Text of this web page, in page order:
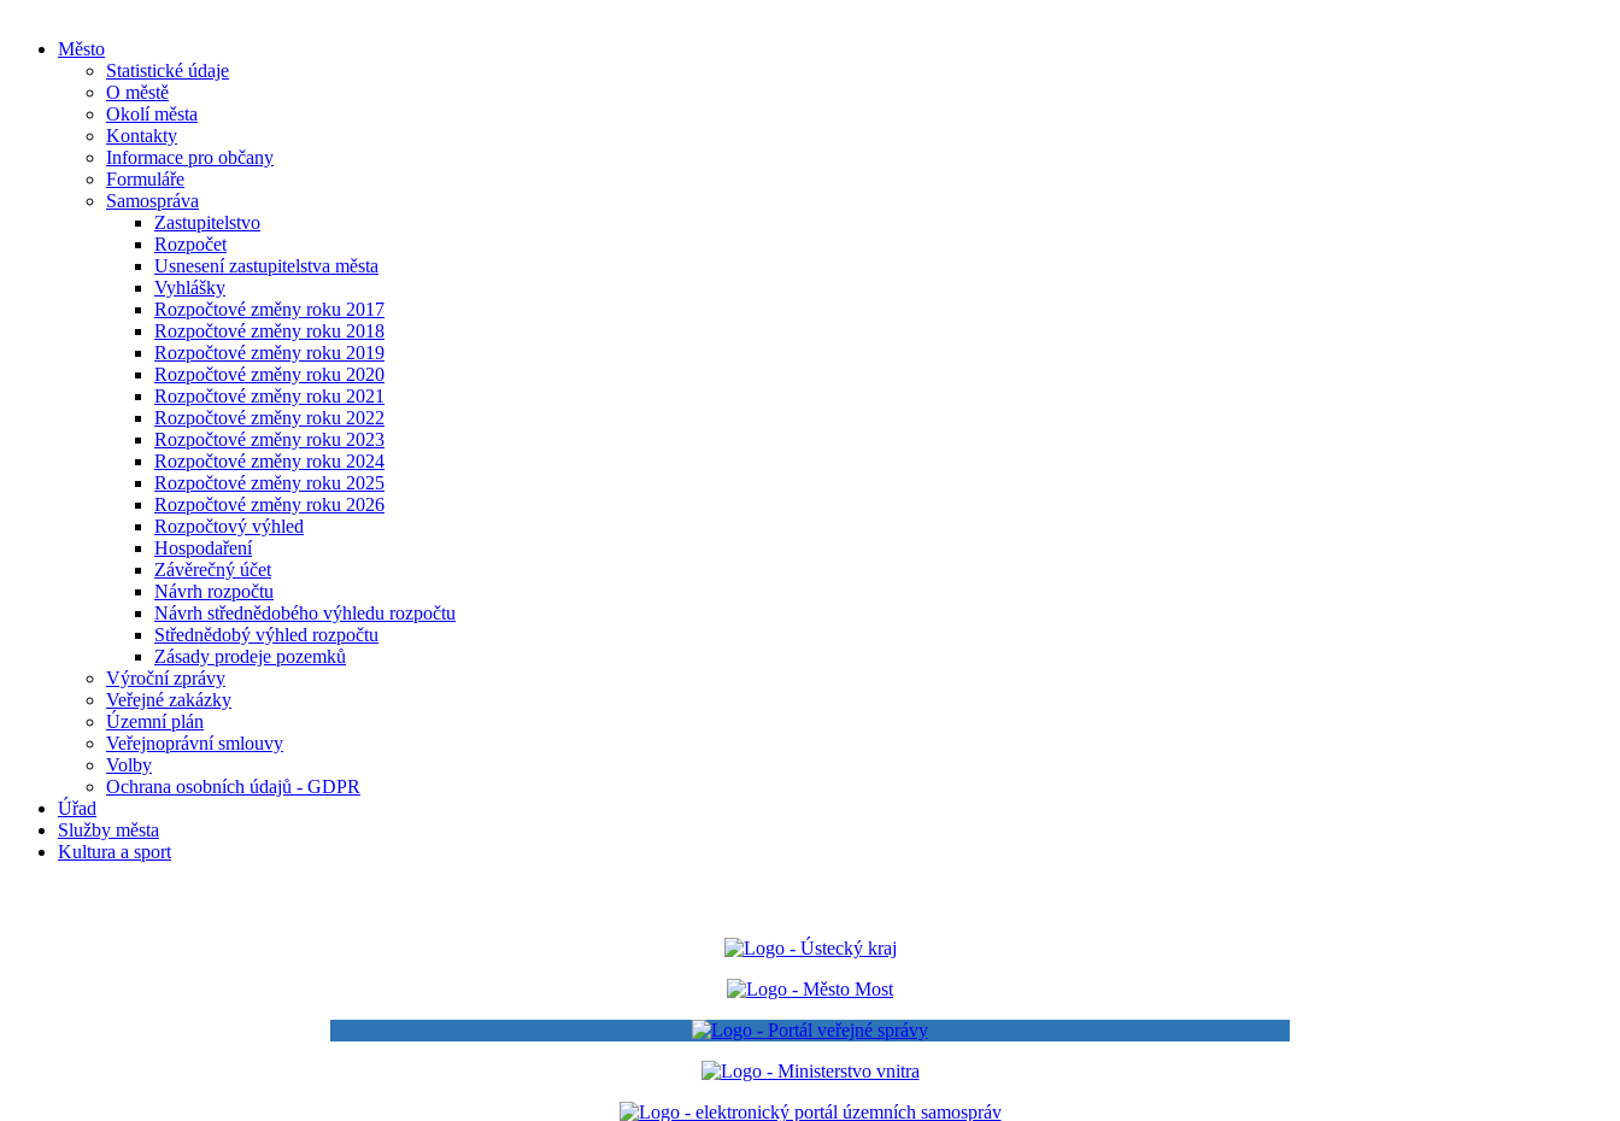
Město
Statistické údaje
O městě
Okolí města
Kontakty
Informace pro občany
Formuláře
Samospráva
Zastupitelstvo
Rozpočet
Usnesení zastupitelstva města
Vyhlášky
Rozpočtové změny roku 2017
Rozpočtové změny roku 2018
Rozpočtové změny roku 2019
Rozpočtové změny roku 2020
Rozpočtové změny roku 2021
Rozpočtové změny roku 2022
Rozpočtové změny roku 2023
Rozpočtové změny roku 2024
Rozpočtové změny roku 2025
Rozpočtové změny roku 2026
Rozpočtový výhled
Hospodaření
Závěrečný účet
Návrh rozpočtu
Návrh střednědobého výhledu rozpočtu
Střednědobý výhled rozpočtu
Zásady prodeje pozemků
Výroční zprávy
Veřejné zakázky
Územní plán
Veřejnoprávní smlouvy
Volby
Ochrana osobních údajů - GDPR
Úřad
Služby města
Kultura a sport